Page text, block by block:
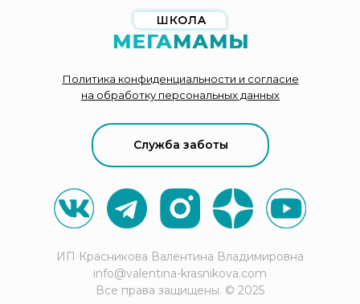
ИП Красникова Валентина Владимировна
info@valentina-krasnikova.com
Все права защищены. © 2025
Политика конфиденциальности и согласие
на обработку персональных данных
Служба заботы